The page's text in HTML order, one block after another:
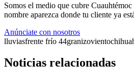
Somos el medio que cubre
nombre aparezca donde tu cliente ya
Anúnciate con nosotros
lluviasfrente frío 44granizoviento
Noticias relacionadas